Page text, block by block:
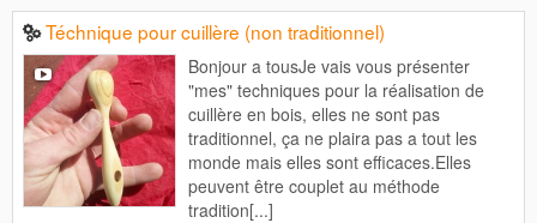
Téchnique pour cuillère (non traditionnel)
Bonjour a tousJe vais vous présenter
"mes" techniques pour la réalisation de
cuillère en bois, elles ne sont pas
traditionnel, ça ne plaira pas a tout les
monde mais elles sont efficaces.Elles
peuvent être couplet au méthode
tradition[...]